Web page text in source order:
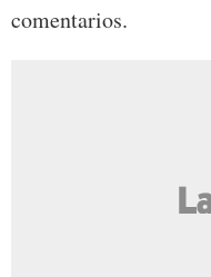
comentarios.